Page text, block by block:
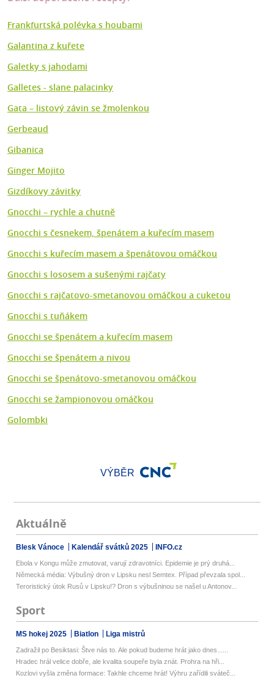
Frankfurtská polévka s houbami
Galantina z kuřete
Galetky s jahodami
Galletes - slane palacinky
Gata – listový závin se žmolenkou
Gerbeaud
Gibanica
Ginger Mojito
Gizdíkovy závitky
Gnocchi – rychle a chutně
Gnocchi s česnekem, špenátem a kuřecím masem
Gnocchi s kuřecím masem a špenátovou omáčkou
Gnocchi s lososem a sušenými rajčaty
Gnocchi s rajčatovo-smetanovou omáčkou a cuketou
Gnocchi s tuňákem
Gnocchi se špenátem a kuřecím masem
Gnocchi se špenátem a nivou
Gnocchi se špenátovo-smetanovou omáčkou
Gnocchi se žampionovou omáčkou
Golombki
VÝBĚR
Aktuálně
Blesk Vánoce Kalendář svátků 2025 INFO.cz
Ebola v Kongu může zmutovat, varují zdravotníci. Epidemie je prý druhá...
Německá média: Výbušný dron v Lipsku nesl Semtex. Případ převzala spol...
Teroristický útok Rusů v Lipsku!? Dron s výbušninou se našel u Antonov...
Sport
MS hokej 2025 Biatlon Liga mistrů
Zadražil po Besiktasi: Štve nás to. Ale pokud budeme hrát jako dnes......
Hradec hrál velice dobře, ale kvalita soupeře byla znát. Prohra na hři...
Kozlovi vyšla změna formace: Takhle chceme hrát! Výhru zařídili sváteč...